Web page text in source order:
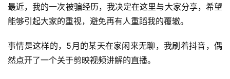
最近，我的一次被骗经历，我决定在这里与大家分享，希望
能够引起大家的重视，避免再有人重蹈我的覆辙。
事情是这样的，5月的某天在家闲来无聊，我刷着抖音，偶
然点开了一个关于剪映视频讲解的直播。